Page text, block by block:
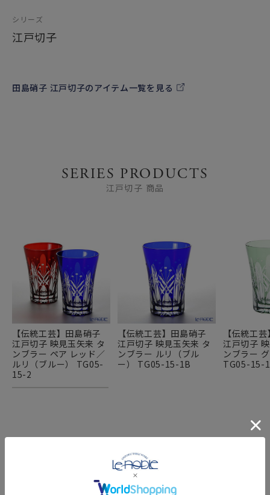
シリーズ
江戸切子
田島硝子 江戸切子のアイテム一覧を見る
SERIES PRODUCTS
江戸切子 商品
【伝統工芸】田島硝子
江戸切子 映見玉矢来 タ
ンブラー ペア レッド／
ルリ（ブルー） TG05-
15-2
【伝統工芸】田島硝子
江戸切子 映見玉矢来 タ
ンブラー ルリ（ブル
ー） TG05-15-1B
【伝統工
江戸切子
ンブラー
TG05-15-
特集